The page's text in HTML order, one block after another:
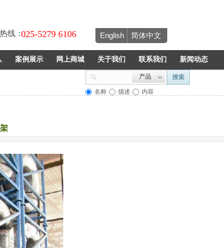
025-5279 6106
线： English 简体中文
案例展示 网上商城 关于我们 联系我们 新闻动态
产品 搜索
名称 描述 内容